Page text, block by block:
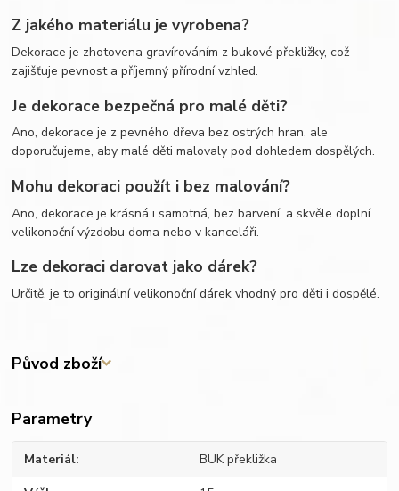
Z jakého materiálu je vyrobena?
Dekorace je zhotovena gravírováním z bukové překližky, což
zajišťuje pevnost a příjemný přírodní vzhled.
Je dekorace bezpečná pro malé děti?
Ano, dekorace je z pevného dřeva bez ostrých hran, ale
doporučujeme, aby malé děti malovaly pod dohledem dospělých.
Mohu dekoraci použít i bez malování?
Ano, dekorace je krásná i samotná, bez barvení, a skvěle doplní
velikonoční výzdobu doma nebo v kanceláři.
Lze dekoraci darovat jako dárek?
Určitě, je to originální velikonoční dárek vhodný pro děti i dospělé.
Původ zboží
Parametry
Materiál BUK překližka